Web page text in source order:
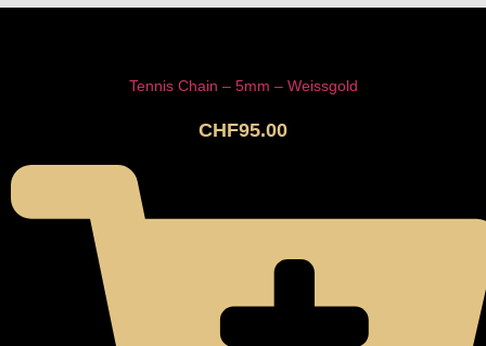
Tennis Chain – 5mm – Weissgold
CHF95.00